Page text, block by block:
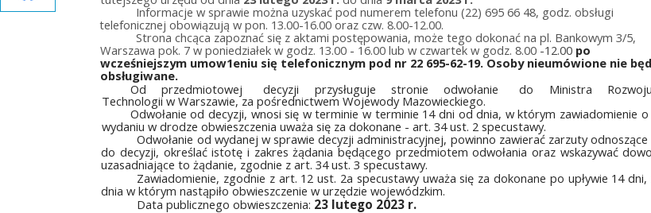
Informacje w sprawie można uzyskać pod numerem telefonu (22) 695 66 48, godz. obsługi
telefonicznej obowiązują w pon. 13.00-16.00 oraz czw. 8.00-12.00.
Strona chcąca zapoznać się z aktami postępowania, może tego dokonać na pl. Bankowym 3/5,
Warszawa pok. 7 w poniedziałek w godz. 13.00 - 16.00 lub w czwartek w godz. 8.00 -12.00 po
wcześniejszym umow1eniu się telefonicznym pod nr 22 695-62-19. Osoby nieumówione nie
obsługiwane.
Od przedmiotowej decyzji przysługuje stronie odwołanie do Ministra
Technologii w Warszawie, za pośrednictwem Wojewody Mazowieckiego.
Odwołanie od decyzji, wnosi się w terminie w terminie 14 dni od dnia, w którym zawiadomienie o
wydaniu w drodze obwieszczenia uważa się za dokonane - art. 34 ust. 2 specustawy.
Odwołanie od wydanej w sprawie decyzji administracyjnej, powinno zawierać zarzuty odnoszące
do decyzji, określać istotę i zakres żądania będącego przedmiotem odwołania oraz wskazywać
uzasadniające to żądanie, zgodnie z art. 34 ust. 3 specustawy.
Zawiadomienie, zgodnie z art. 12 ust. 2a specustawy uważa się za dokonane po upływie 14 dni,
dnia w którym nastąpiło obwieszczenie w urzędzie wojewódzkim.
Data publicznego obwieszczenia: 23 lutego 2023 r.